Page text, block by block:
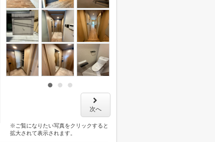
次へ
※ご覧になりたい写真をクリックすると
拡大されて表示されます。